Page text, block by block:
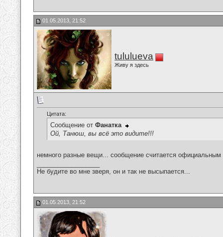
01.05.2013, 21:52
tululueva
Живу я здесь
Цитата:
Сообщение от Фанатка
Ой, Танюш, вы всё это видите!!!
немного разные вещи... сообщение считается официальным
Не будите во мне зверя, он и так не высыпается...
01.05.2013, 21:52